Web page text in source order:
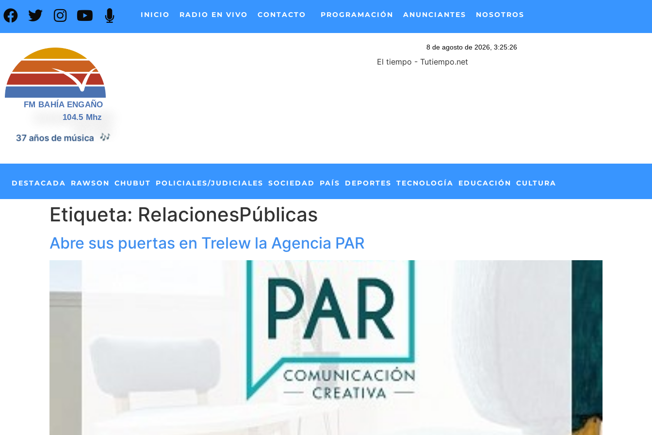
INICIO RADIO EN VIVO CONTACTO PROGRAMACIÓN ANUNCIANTES NOSOTROS
FM BAHÍA ENGAÑO
104.5 Mhz
37 años de música 🎶
El tiempo - Tutiempo.net
DESTACADA RAWSON CHUBUT POLICIALES/JUDICIALES SOCIEDAD PAÍS DEPORTES TECNOLOGÍA EDUCACIÓN CULTURA
Etiqueta: RelacionesPúblicas
Abre sus puertas en Trelew la Agencia PAR